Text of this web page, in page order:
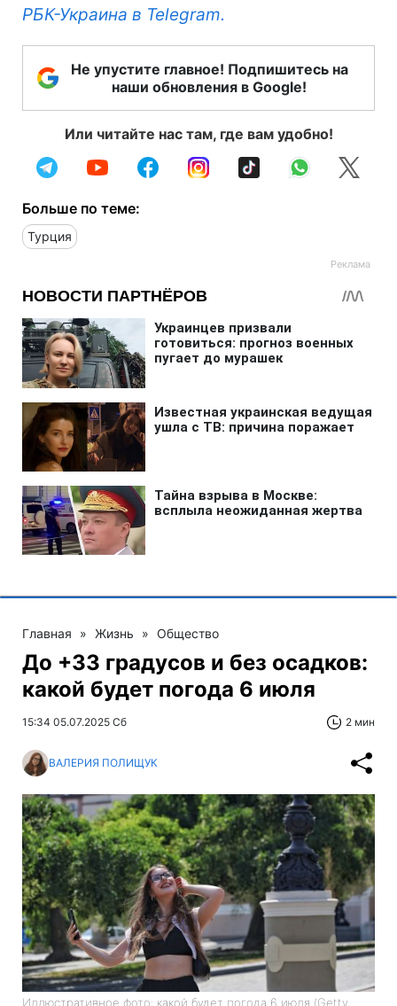
РБК-Украина в Telegram.
Не упустите главное! Подпишитесь на
наши обновления в Google!
Или читайте нас там, где вам удобно!
Больше по теме:
Турция
Главная » Жизнь » Общество
До +33 градусов и без осадков:
какой будет погода 6 июля
15:34 05.07.2025 Сб 2 мин
ВАЛЕРИЯ ПОЛИЩУК
Иллюстративное фото: какой будет погода 6 июля (Getty